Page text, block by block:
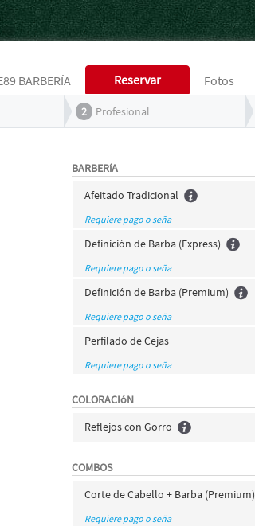
BARBERÍA Reservar Fotos
2 Profesional
BARBERíA
Afeitado Tradicional
Requiere pago o seña
Definición de Barba (Express)
Requiere pago o seña
Definición de Barba (Premium)
Requiere pago o seña
Perfilado de Cejas
Requiere pago o seña
COLORACIóN
Reflejos con Gorro
COMBOS
Corte de Cabello + Barba (Premium)
Requiere pago o seña